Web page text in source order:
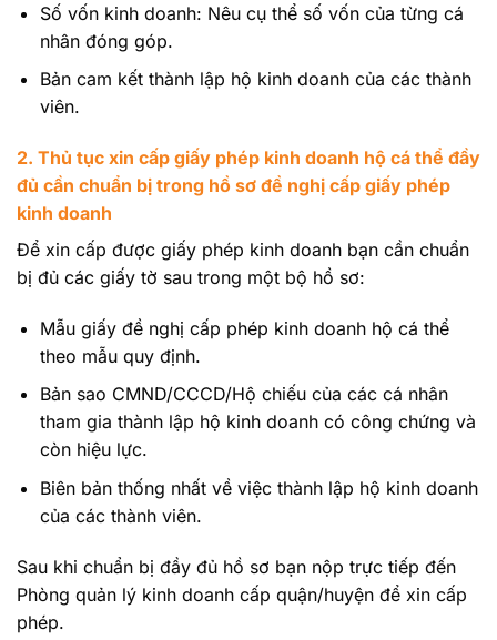
Số vốn kinh doanh: Nêu cụ thể số vốn của từng cá
nhân đóng góp.
Bản cam kết thành lập hộ kinh doanh của các thành
viên.
2. Thủ tục xin cấp giấy phép kinh doanh hộ cá thể đầy
đủ cần chuẩn bị trong hồ sơ đề nghị cấp giấy phép
kinh doanh
Để xin cấp được giấy phép kinh doanh bạn cần chuẩn
bị đủ các giấy tờ sau trong một bộ hồ sơ:
Mẫu giấy đề nghị cấp phép kinh doanh hộ cá thể
theo mẫu quy định.
Bản sao CMND/CCCD/Hộ chiếu của các cá nhân
tham gia thành lập hộ kinh doanh có công chứng và
còn hiệu lực.
Biên bản thống nhất về việc thành lập hộ kinh doanh
của các thành viên.
Sau khi chuẩn bị đầy đủ hồ sơ bạn nộp trực tiếp đến
Phòng quản lý kinh doanh cấp quận/huyện để xin cấp
phép.